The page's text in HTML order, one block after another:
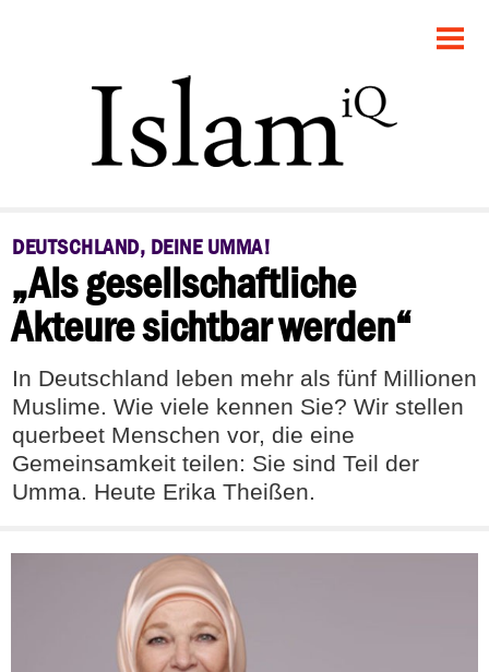
POLITIK
FEUILLETON
PANORAMA
RECHT
DEBATTE
DEUTSCHLAND, DEINE UMMA!
„Als gesellschaftliche
Akteure sichtbar werden“
In Deutschland leben mehr als fünf Millionen
Muslime. Wie viele kennen Sie? Wir stellen
querbeet Menschen vor, die eine
Gemeinsamkeit teilen: Sie sind Teil der
Umma. Heute Erika Theißen.